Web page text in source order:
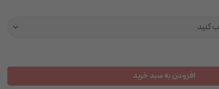
افزودن به سبد خرید